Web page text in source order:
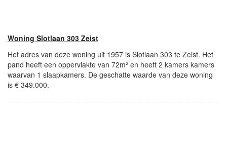
Woning Slotlaan 303 Zeist
Het adres van deze woning uit 1957 is Slotlaan 303 te Zeist. Het
pand heeft een oppervlakte van 72m² en heeft 2 kamers kamers
waarvan 1 slaapkamers. De geschatte waarde van deze woning
is € 349.000.